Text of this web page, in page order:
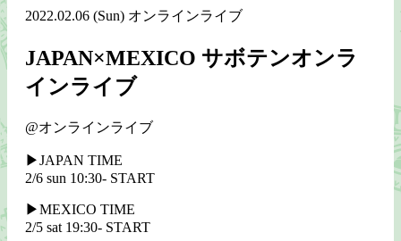
2022.02.06 (Sun) オンラインライブ
JAPAN×MEXICO サボテンオンラ
インライブ
@オンラインライブ
▶JAPAN TIME
2/6 sun 10:30- START
▶MEXICO TIME
2/5 sat 19:30- START